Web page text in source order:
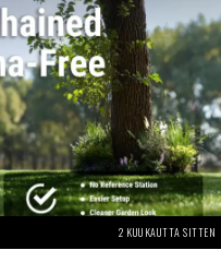
2 KUUKAUTTA SITTEN